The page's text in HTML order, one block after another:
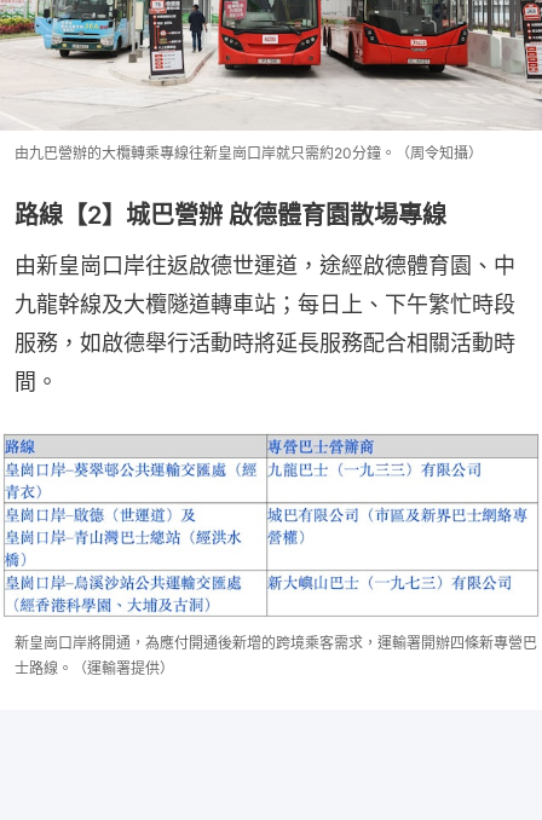
由九巴營辦的大欖轉乘專線往新皇崗口岸就只需約20分鐘。（周令知攝）
路線【2】城巴營辦 啟德體育園散場專線
由新皇崗口岸往返啟德世運道，途經啟德體育園、中
九龍幹線及大欖隧道轉車站；每日上、下午繁忙時段
服務，如啟德舉行活動時將延長服務配合相關活動時
間。
新皇崗口岸將開通，為應付開通後新增的跨境乘客需求，運輸署開辦四條新專營巴
士路線。（運輸署提供）